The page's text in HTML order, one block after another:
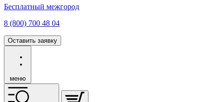
Бесплатный межгород
8 (800) 700 48 04
Оставить заявку
меню